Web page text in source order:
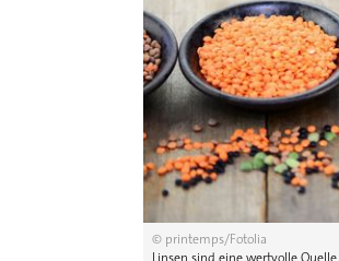
© printemps/Fotolia